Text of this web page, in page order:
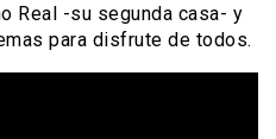
Real -su segunda casa- y
para disfrute de todos.